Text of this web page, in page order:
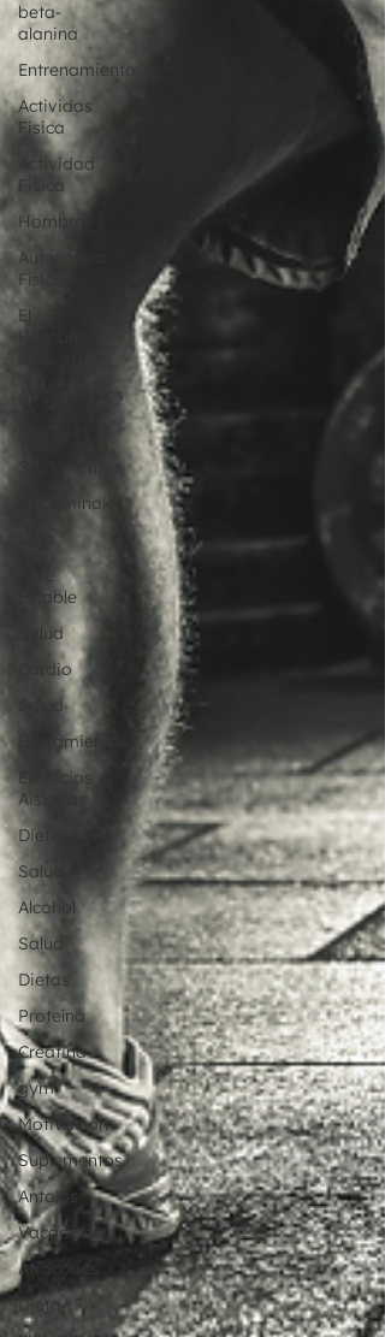
beta-
alanina
Entrenamiento
Actividas
Fisica
Actividad
Fisica
Hombres
Autonomía
Física
El
Hombre
Abdominales
Suplementos
Abdominales
Core
Estable
Salud
Cardio
Salud
Estiramientos
Ejercicios
Aislados
Dieta
Salud
Alcohol
Salud
Dietas
Proteína
Creatina
gym
Motivación
Suplementos
Antojos
Vacaciones
Atracones
Dieta